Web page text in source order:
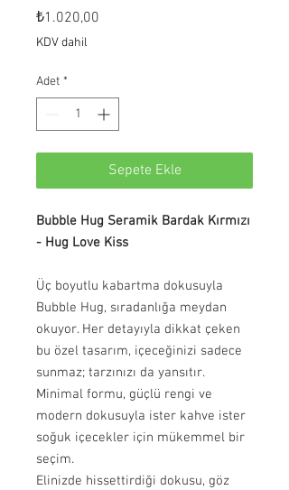
₺1.020,00
KDV dahil
Adet *
Sepete Ekle
Bubble Hug Seramik Bardak Kırmızı
- Hug Love Kiss
Üç boyutlu kabartma dokusuyla
Bubble Hug, sıradanlığa meydan
okuyor. Her detayıyla dikkat çeken
bu özel tasarım, içeceğinizi sadece
sunmaz; tarzınızı da yansıtır.
Minimal formu, güçlü rengi ve
modern dokusuyla ister kahve ister
soğuk içecekler için mükemmel bir
seçim.
Elinizde hissettirdiği dokusu, göz